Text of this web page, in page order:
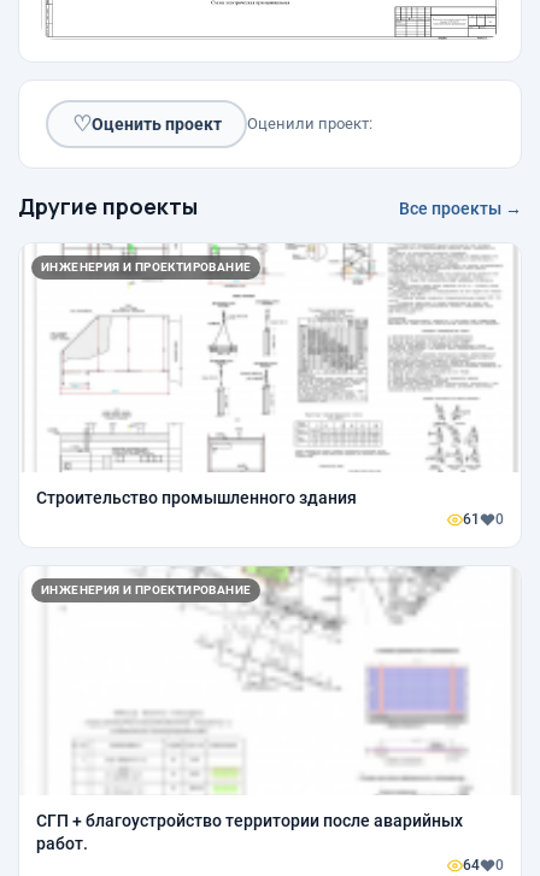
♡Оценить проект Оценили проект:
Другие проекты Все проекты →
ИНЖЕНЕРИЯ И ПРОЕКТИРОВАНИЕ
Строительство промышленного здания
61 0
ИНЖЕНЕРИЯ И ПРОЕКТИРОВАНИЕ
СГП + благоустройство территории после аварийных
работ.
64 0